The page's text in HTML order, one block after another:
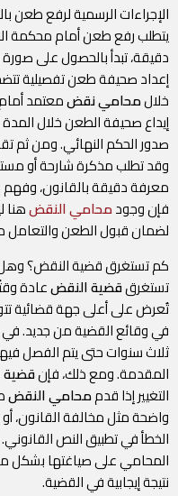
الإجراءات الرسمية لرفع طعن
يتطلب رفع طعن أمام محكمة
دقيقة، تبدأ بالحصول على
إعداد صحيفة طعن تفصيلية
خلالمحامي نقضمعتمد
صدور الحكم النهائي. ومن ثم
وقد تطلب مذكرة شارحة أو
معرفة دقيقة بالقانون، وفهم
فإن وجودمحامي النقضهنا
لضمان قبول الطعن والتعامل
كم تستغرق قضية النقض؟ وهل
تستغرققضية النقضعادة
تُعرض على أعلى جهة قضائية
في وقائع القضية من جديد.
ثلاث سنوات حتى يتم الفصل
المقدمة. ومع ذلك، فإن
التغيير إذا قدممحامي النقض
واضحة مثل مخالفة القانون، أو
الخطأ في تطبيق النص
المحامي على صياغتها بشكل
نتيجة إيجابية في القضية.